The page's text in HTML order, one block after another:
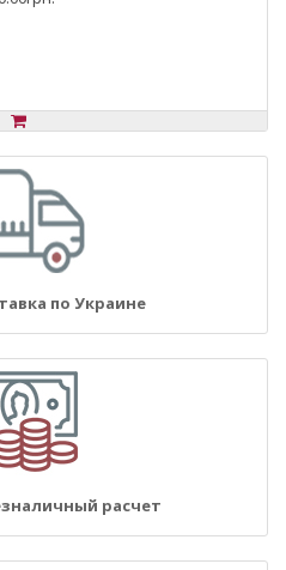
по Украине
расчет